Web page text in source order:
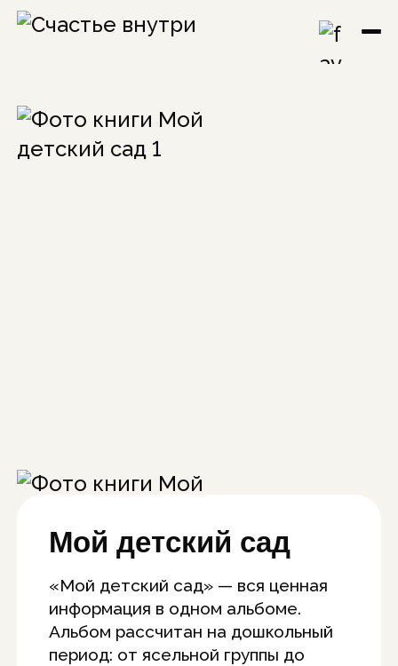
Мой детский сад
«Мой детский сад» — вся ценная
информация в одном альбоме.
Альбом рассчитан на дошкольный
период: от ясельной группы до